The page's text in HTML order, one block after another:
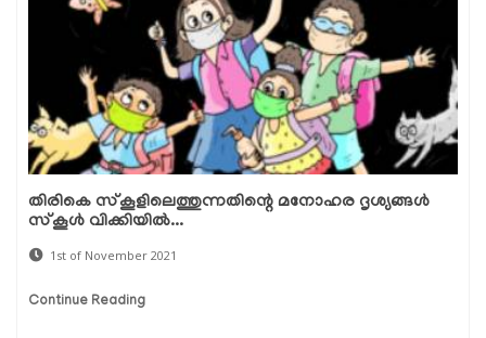
തിരികെ സ്‌കൂളിലെത്തുന്നതിന്റെ മനോഹര ദൃശ്യങ്ങള്‍
സ്‌കൂള്‍ വിക്കിയില്‍...
1st of November 2021
Continue Reading